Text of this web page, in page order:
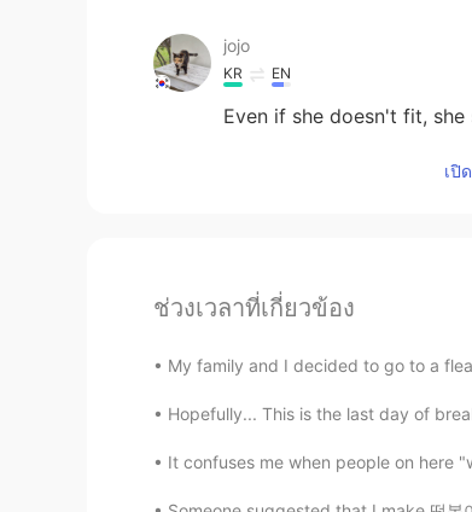
jojo
KR EN
Even if she doesn't fit, she
เปิ
ช่วงเวลาที่เกี่ยวข้อง
My family and I decided to go to a
Hopefully... This is the last day of
It confuses me when people on here